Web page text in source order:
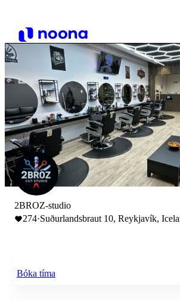
2BROZ-studio
274·Suðurlandsbraut 10, Reykjavík,
Bóka tíma